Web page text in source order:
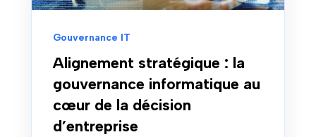
Gouvernance IT
Alignement stratégique : la
gouvernance informatique au
cœur de la décision
d’entreprise